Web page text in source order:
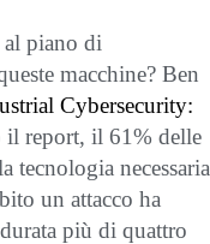
al piano di
macchine? Ben
Cybersecurity:
il report, il 61% delle
tecnologia necessaria
un attacco ha
più di quattro